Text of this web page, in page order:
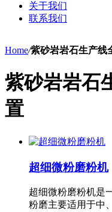
关于我们
联系我们
Home/紫砂岩岩石生产线
紫砂岩岩石
置
超细微粉磨粉机
超细微粉磨粉机是
粉磨主要适用于中